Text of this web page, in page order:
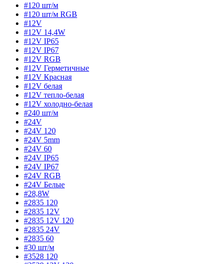
#120 шт/м
#120 шт/м RGB
#12V
#12V 14,4W
#12V IP65
#12V IP67
#12V RGB
#12V Герметичные
#12V Красная
#12V белая
#12V тепло-белая
#12V холодно-белая
#240 шт/м
#24V
#24V 120
#24V 5mm
#24V 60
#24V IP65
#24V IP67
#24V RGB
#24V Белые
#28,8W
#2835 120
#2835 12V
#2835 12V 120
#2835 24V
#2835 60
#30 шт/м
#3528 120